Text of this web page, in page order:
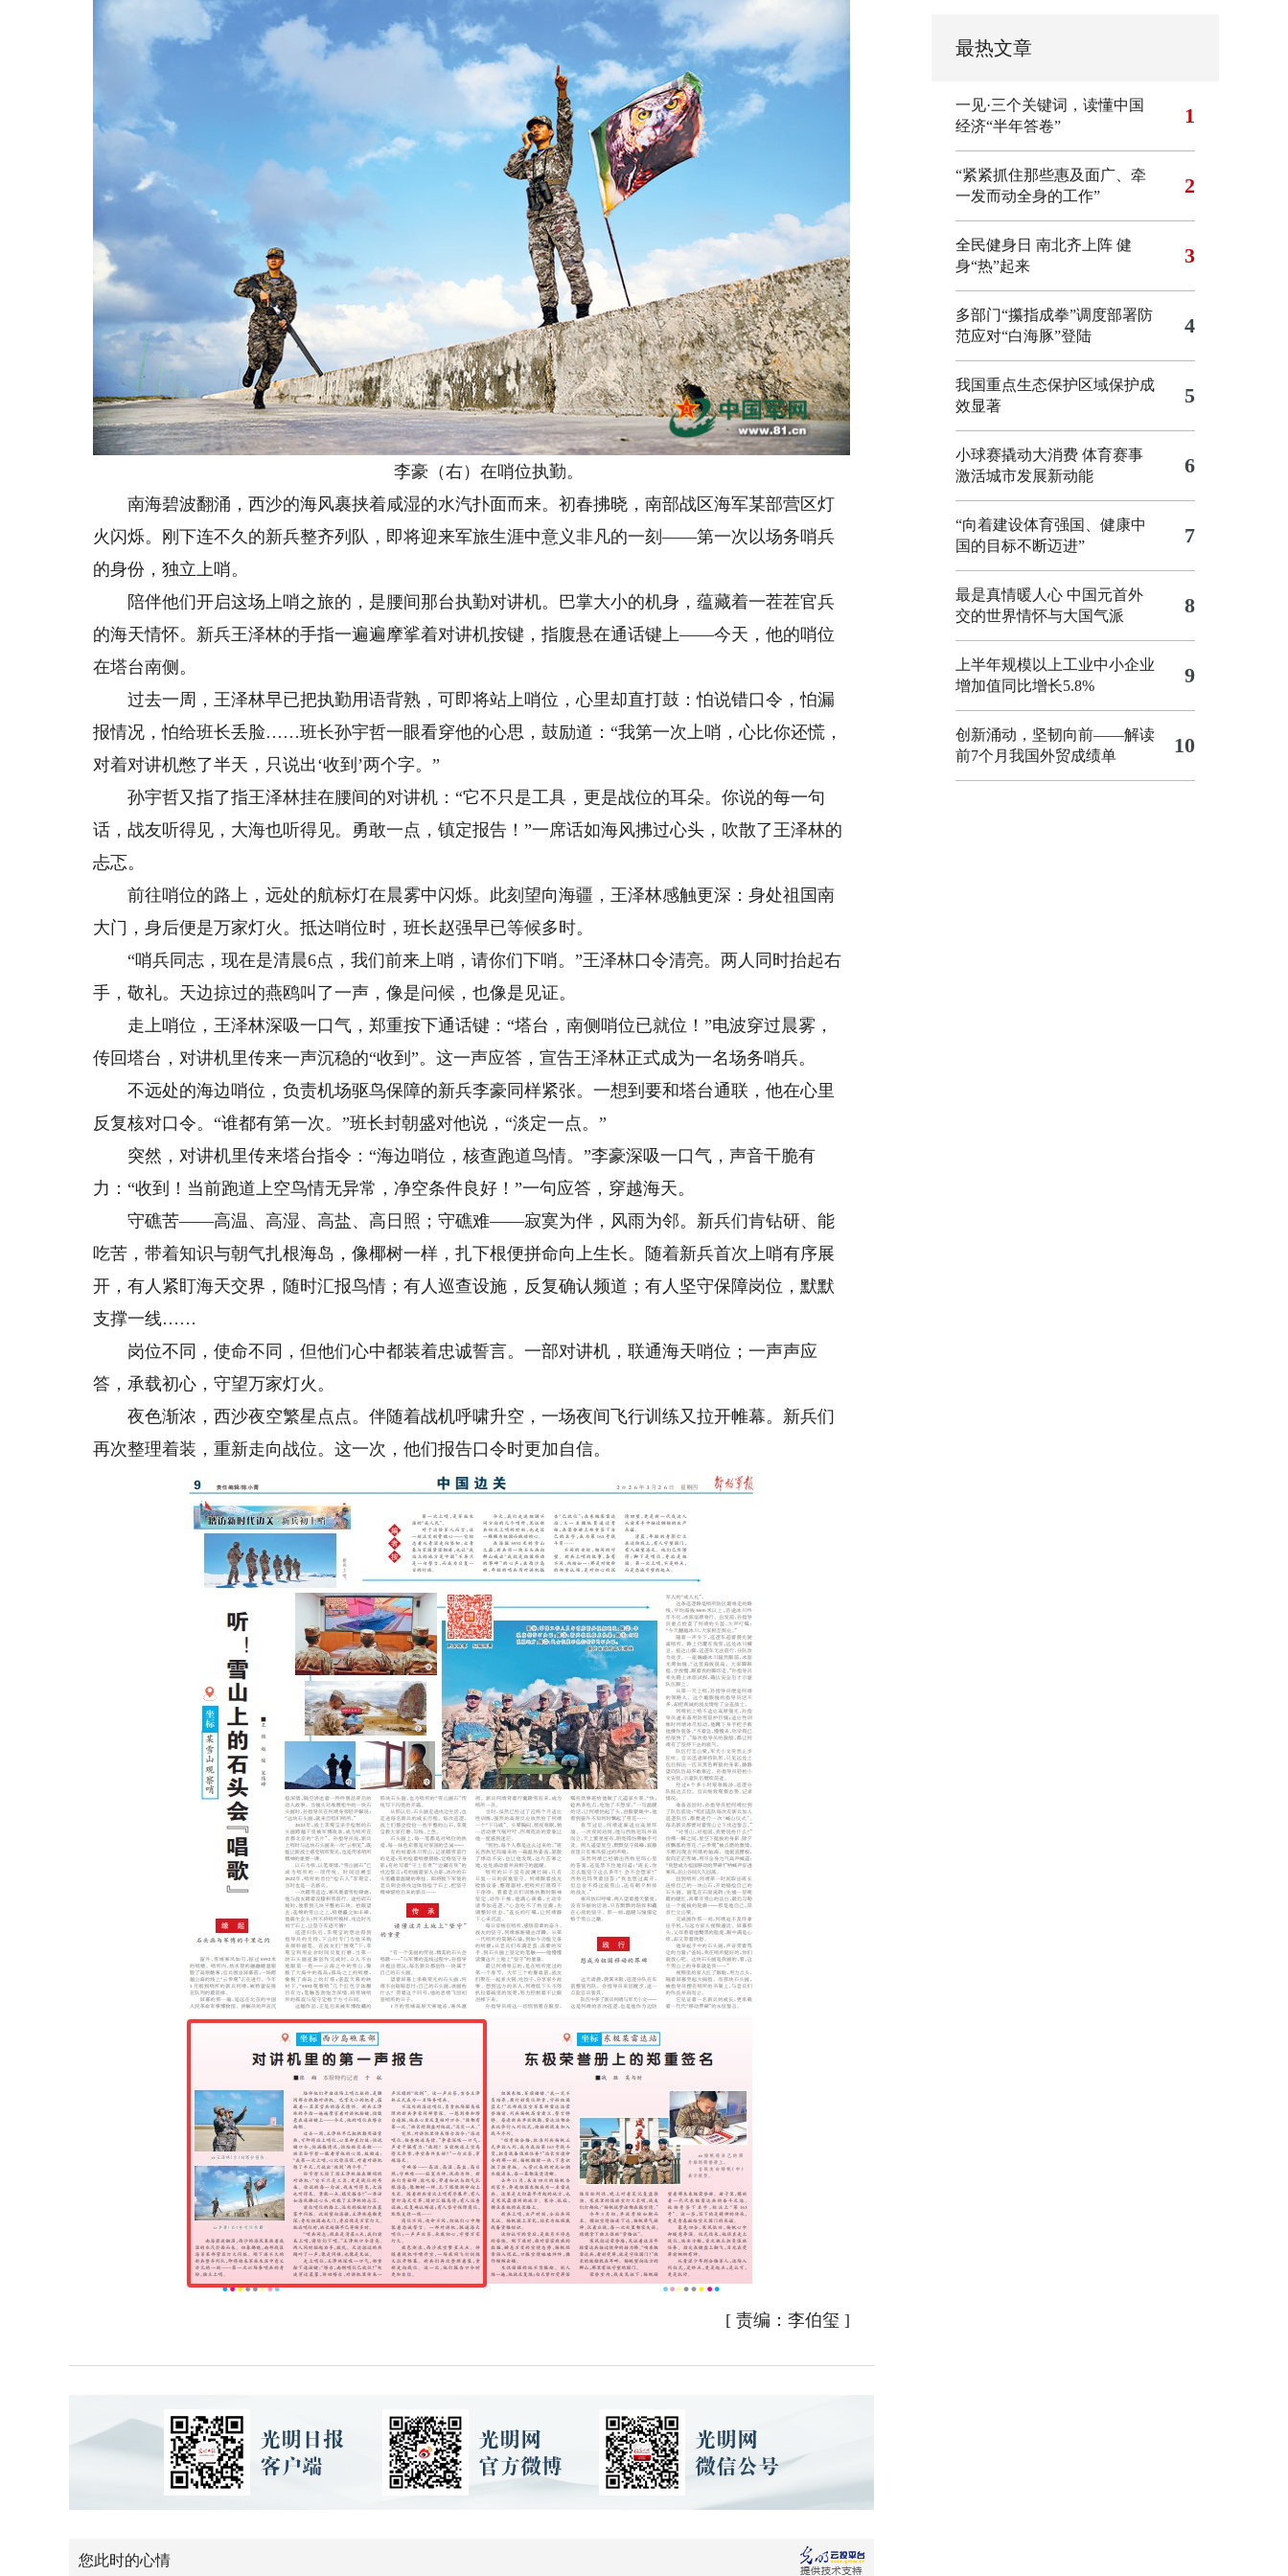
李豪（右）在哨位执勤。
南海碧波翻涌，西沙的海风裹挟着咸湿的水汽扑面而来。初春拂晓，南部战区海军某部营区灯
火闪烁。刚下连不久的新兵整齐列队，即将迎来军旅生涯中意义非凡的一刻——第一次以场务哨兵
的身份，独立上哨。
陪伴他们开启这场上哨之旅的，是腰间那台执勤对讲机。巴掌大小的机身，蕴藏着一茬茬官兵
的海天情怀。新兵王泽林的手指一遍遍摩挲着对讲机按键，指腹悬在通话键上——今天，他的哨位
在塔台南侧。
过去一周，王泽林早已把执勤用语背熟，可即将站上哨位，心里却直打鼓：怕说错口令，怕漏
报情况，怕给班长丢脸……班长孙宇哲一眼看穿他的心思，鼓励道：“我第一次上哨，心比你还慌，
对着对讲机憋了半天，只说出‘收到’两个字。”
孙宇哲又指了指王泽林挂在腰间的对讲机：“它不只是工具，更是战位的耳朵。你说的每一句
话，战友听得见，大海也听得见。勇敢一点，镇定报告！”一席话如海风拂过心头，吹散了王泽林的
忐忑。
前往哨位的路上，远处的航标灯在晨雾中闪烁。此刻望向海疆，王泽林感触更深：身处祖国南
大门，身后便是万家灯火。抵达哨位时，班长赵强早已等候多时。
“哨兵同志，现在是清晨6点，我们前来上哨，请你们下哨。”王泽林口令清亮。两人同时抬起右
手，敬礼。天边掠过的燕鸥叫了一声，像是问候，也像是见证。
走上哨位，王泽林深吸一口气，郑重按下通话键：“塔台，南侧哨位已就位！”电波穿过晨雾，
传回塔台，对讲机里传来一声沉稳的“收到”。这一声应答，宣告王泽林正式成为一名场务哨兵。
不远处的海边哨位，负责机场驱鸟保障的新兵李豪同样紧张。一想到要和塔台通联，他在心里
反复核对口令。“谁都有第一次。”班长封朝盛对他说，“淡定一点。”
突然，对讲机里传来塔台指令：“海边哨位，核查跑道鸟情。”李豪深吸一口气，声音干脆有
力：“收到！当前跑道上空鸟情无异常，净空条件良好！”一句应答，穿越海天。
守礁苦——高温、高湿、高盐、高日照；守礁难——寂寞为伴，风雨为邻。新兵们肯钻研、能
吃苦，带着知识与朝气扎根海岛，像椰树一样，扎下根便拼命向上生长。随着新兵首次上哨有序展
开，有人紧盯海天交界，随时汇报鸟情；有人巡查设施，反复确认频道；有人坚守保障岗位，默默
支撑一线……
岗位不同，使命不同，但他们心中都装着忠诚誓言。一部对讲机，联通海天哨位；一声声应
答，承载初心，守望万家灯火。
夜色渐浓，西沙夜空繁星点点。伴随着战机呼啸升空，一场夜间飞行训练又拉开帷幕。新兵们
再次整理着装，重新走向战位。这一次，他们报告口令时更加自信。
[ 责编：李伯玺 ]
您此时的心情
最热文章
一见·三个关键词，读懂中国
经济“半年答卷”
1
“紧紧抓住那些惠及面广、牵
一发而动全身的工作”
2
全民健身日 南北齐上阵 健
身“热”起来
3
多部门“攥指成拳”调度部署防
范应对“白海豚”登陆
4
我国重点生态保护区域保护成
效显著
5
小球赛撬动大消费 体育赛事
激活城市发展新动能
6
“向着建设体育强国、健康中
国的目标不断迈进”
7
最是真情暖人心 中国元首外
交的世界情怀与大国气派
8
上半年规模以上工业中小企业
增加值同比增长5.8%
9
创新涌动，坚韧向前——解读
前7个月我国外贸成绩单
10